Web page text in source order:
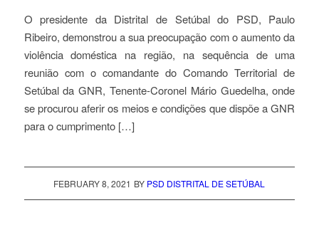
O presidente da Distrital de Setúbal do PSD, Paulo
Ribeiro, demonstrou a sua preocupação com o aumento da
violência doméstica na região, na sequência de uma
reunião com o comandante do Comando Territorial de
Setúbal da GNR, Tenente-Coronel Mário Guedelha, onde
se procurou aferir os meios e condições que dispõe a GNR
para o cumprimento […]
FEBRUARY 8, 2021 BY PSD DISTRITAL DE SETÚBAL